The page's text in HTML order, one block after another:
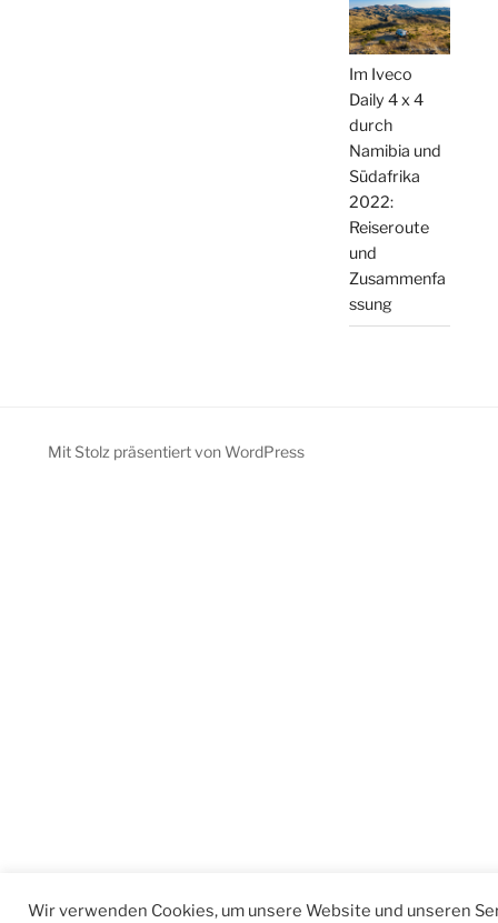
Im Iveco
Daily 4 x 4
durch
Namibia und
Südafrika
2022:
Reiseroute
und
Zusammenfa
ssung
Mit Stolz präsentiert von WordPress
Wir verwenden Cookies, um unsere Website und unseren